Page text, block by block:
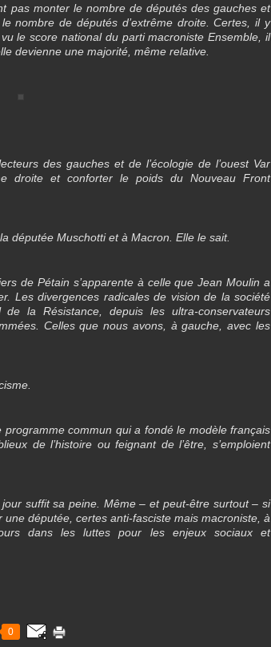
pas monter le nombre de députés des gauches et
nombre de députés d’extrême droite. Certes, il y
le score national du parti macroniste Ensemble, il
devienne une majorité, même relative.
des gauches et de l’écologie de l’ouest Var
droite et conforter le poids du Nouveau Front
députée Muschotti et à Macron. Elle le sait.
de Pétain s’apparente à celle que Jean Moulin a
Les divergences radicales de vision de la société
la Résistance, depuis les ultra-conservateurs
Celles que nous avons, à gauche, avec les
programme commun qui a fondé le modèle français
de l’histoire ou feignant de l’être, s’emploient
suffit sa peine. Même – et peut-être surtout – si
députée, certes anti-fasciste mais macroniste, à
dans les luttes pour les enjeux sociaux et
0